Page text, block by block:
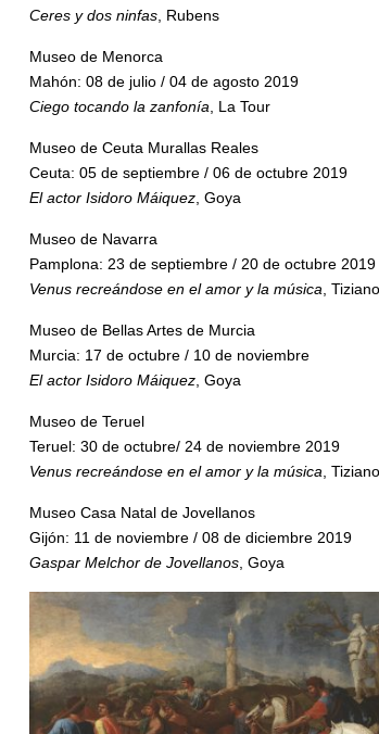
Ceres y dos ninfas, Rubens
Museo de Menorca
Mahón: 08 de julio / 04 de agosto 2019
Ciego tocando la zanfonía , La Tour
Museo de Ceuta Murallas Reales
Ceuta: 05 de septiembre / 06 de octubre 2019
El actor Isidoro Máiquez, Goya
Museo de Navarra
Pamplona: 23 de septiembre / 20 de octubre 2019
Venus recreándose en el amor y la música , Tiziano
Museo de Bellas Artes de Murcia
Murcia: 17 de octubre / 10 de noviembre
El actor Isidoro Máiquez, Goya
Museo de Teruel
Teruel: 30 de octubre/ 24 de noviembre 2019
Venus recreándose en el amor y la música , Tiziano
Museo Casa Natal de Jovellanos
Gijón: 11 de noviembre / 08 de diciembre 2019
Gaspar Melchor de Jovellanos, Goya